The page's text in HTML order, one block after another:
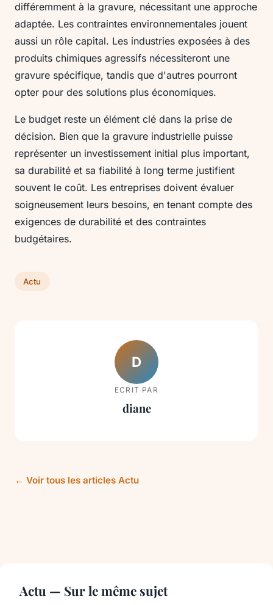
différemment à la gravure, nécessitant une approche
adaptée. Les contraintes environnementales jouent
aussi un rôle capital. Les industries exposées à des
produits chimiques agressifs nécessiteront une
gravure spécifique, tandis que d'autres pourront
opter pour des solutions plus économiques.
Le budget reste un élément clé dans la prise de
décision. Bien que la gravure industrielle puisse
représenter un investissement initial plus important,
sa durabilité et sa fiabilité à long terme justifient
souvent le coût. Les entreprises doivent évaluer
soigneusement leurs besoins, en tenant compte des
exigences de durabilité et des contraintes
budgétaires.
Actu
D
ECRIT PAR
diane
← Voir tous les articles Actu
Actu — Sur le même sujet